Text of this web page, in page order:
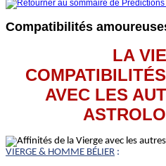
Compatibilités
LA
AVEC LES
VIERGE & HOMME BÉLIER :